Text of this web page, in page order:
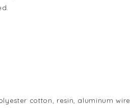
cotton, resin, aluminum wire